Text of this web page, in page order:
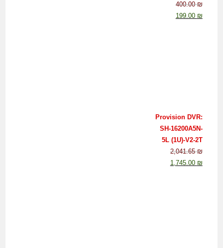
400.00₪
199.00 ₪
Provision DVR:
SH-16200A5N-
5L (1U)-V2-2T
2,041.65₪
1,745.00 ₪